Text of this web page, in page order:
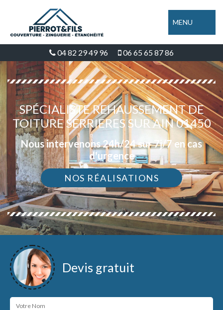
MENU
04 82 29 49 96 06 65 65 87 86
SPÉCIALISTE REHAUSSEMENT DE
TOITURE SERRIERES SUR AIN 01450
Nous intervenons 24h/24 sur 7j/7 en cas
d'urgence
NOS RÉALISATIONS
Devis gratuit